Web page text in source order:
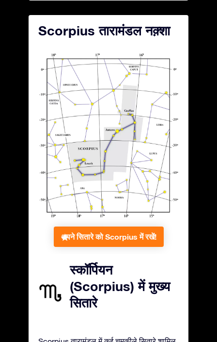
Scorpius तारामंडल नक़्शा
अपने सितारे को Scorpius में रखें!
स्कॉर्पियन
(Scorpius) में मुख्य
सितारे